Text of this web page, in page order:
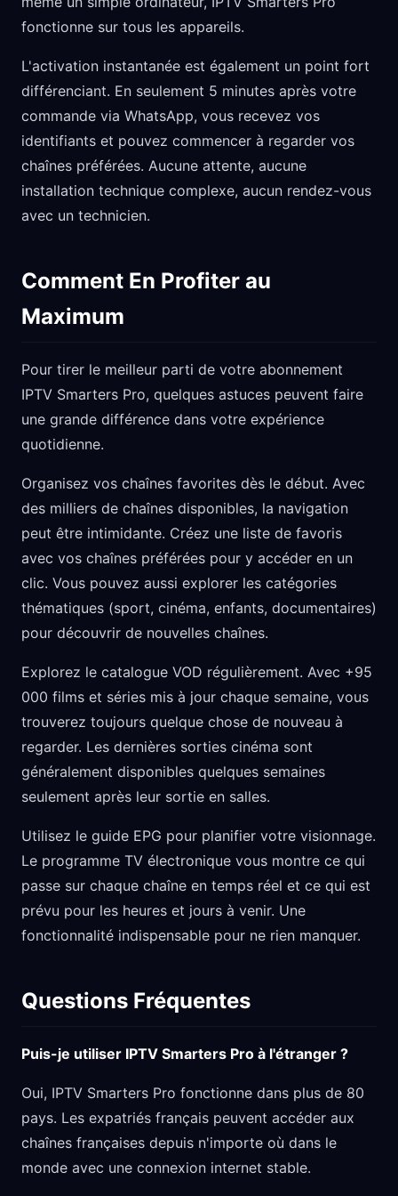
fonctionne sur tous les appareils.
L'activation instantanée est également un point fort
différenciant. En seulement 5 minutes après votre
commande via WhatsApp, vous recevez vos
identifiants et pouvez commencer à regarder vos
chaînes préférées. Aucune attente, aucune
installation technique complexe, aucun rendez-vous
avec un technicien.
Comment En Profiter au
Maximum
Pour tirer le meilleur parti de votre abonnement
IPTV Smarters Pro, quelques astuces peuvent faire
une grande différence dans votre expérience
quotidienne.
Organisez vos chaînes favorites dès le début. Avec
des milliers de chaînes disponibles, la navigation
peut être intimidante. Créez une liste de favoris
avec vos chaînes préférées pour y accéder en un
clic. Vous pouvez aussi explorer les catégories
thématiques (sport, cinéma, enfants, documentaires)
pour découvrir de nouvelles chaînes.
Explorez le catalogue VOD régulièrement. Avec +95
000 films et séries mis à jour chaque semaine, vous
trouverez toujours quelque chose de nouveau à
regarder. Les dernières sorties cinéma sont
généralement disponibles quelques semaines
seulement après leur sortie en salles.
Utilisez le guide EPG pour planifier votre visionnage.
Le programme TV électronique vous montre ce qui
passe sur chaque chaîne en temps réel et ce qui est
prévu pour les heures et jours à venir. Une
fonctionnalité indispensable pour ne rien manquer.
Questions Fréquentes
Puis-je utiliser IPTV Smarters Pro à l'étranger ?
Oui, IPTV Smarters Pro fonctionne dans plus de 80
pays. Les expatriés français peuvent accéder aux
chaînes françaises depuis n'importe où dans le
monde avec une connexion internet stable.